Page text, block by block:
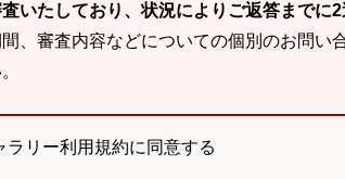
いたしており、状況によりご返答までに
、審査内容などについての個別のお問い
ラリー利用規約に同意する